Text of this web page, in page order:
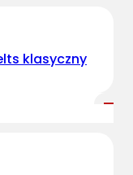
klasyczny